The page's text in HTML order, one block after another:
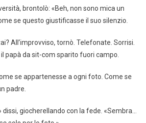
brontolò: «Beh, non sono mica un
se questo giustificasse il suo silenzio.
All’improvviso, tornò. Telefonate. Sorrisi.
papà da sit-com sparito fuori campo.
se appartenesse a ogni foto. Come se
padre.
giocherellando con la fede. «Sembra…